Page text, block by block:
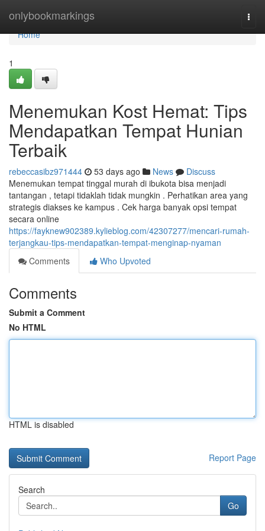
onlybookmarkings
Home
Home
1
Menemukan Kost Hemat: Tips
Mendapatkan Tempat Hunian
Terbaik
rebeccasibz971444 53 days ago News
Discuss
Menemukan tempat tinggal murah di ibukota bisa menjadi
tantangan , tetapi tidaklah tidak mungkin . Perhatikan area yang
strategis diakses ke kampus . Cek harga banyak opsi tempat
secara online
https://fayknew902389.kylieblog.com/42307277/mencari-rumah-
terjangkau-tips-mendapatkan-tempat-menginap-nyaman
Comments
Who Upvoted
Comments
Submit a Comment
No HTML
HTML is disabled
Report Page
Search
Go